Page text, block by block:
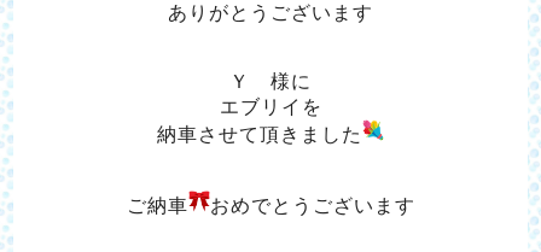
ありがとうございます
Ｙ 様に
エブリイを
納車させて頂きました
ご納車 おめでとうございます